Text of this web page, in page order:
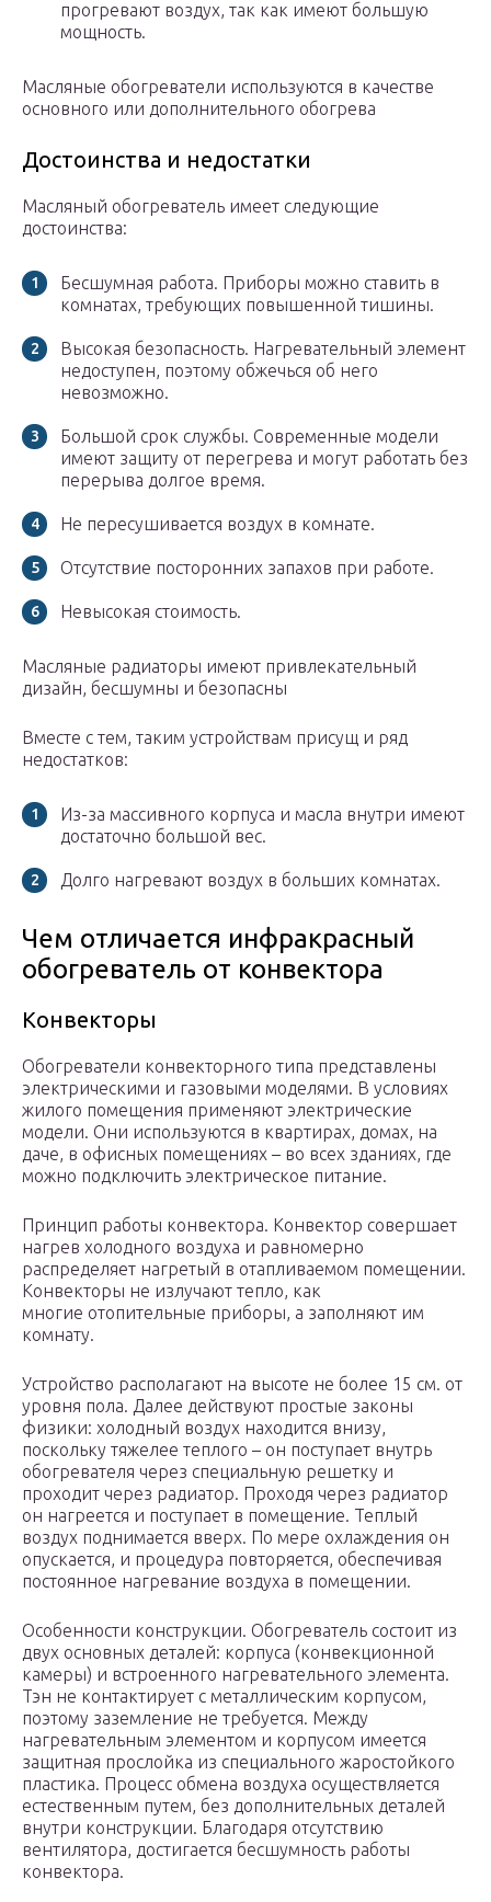
прогревают воздух, так как имеют большую
мощность.
Масляные обогреватели используются в качестве
основного или дополнительного обогрева
Достоинства и недостатки
Масляный обогреватель имеет следующие
достоинства:
Бесшумная работа. Приборы можно ставить в
комнатах, требующих повышенной тишины.
Высокая безопасность. Нагревательный элемент
недоступен, поэтому обжечься об него
невозможно.
Большой срок службы. Современные модели
имеют защиту от перегрева и могут работать без
перерыва долгое время.
Не пересушивается воздух в комнате.
Отсутствие посторонних запахов при работе.
Невысокая стоимость.
Масляные радиаторы имеют привлекательный
дизайн, бесшумны и безопасны
Вместе с тем, таким устройствам присущ и ряд
недостатков:
Из-за массивного корпуса и масла внутри имеют
достаточно большой вес.
Долго нагревают воздух в больших комнатах.
Чем отличается инфракрасный
обогреватель от конвектора
Конвекторы
Обогреватели конвекторного типа представлены
электрическими и газовыми моделями. В условиях
жилого помещения применяют электрические
модели. Они используются в квартирах, домах, на
даче, в офисных помещениях – во всех зданиях, где
можно подключить электрическое питание.
Принцип работы конвектора. Конвектор совершает
нагрев холодного воздуха и равномерно
распределяет нагретый в отапливаемом помещении.
Конвекторы не излучают тепло, как
многие отопительные приборы, а заполняют им
комнату.
Устройство располагают на высоте не более 15 см. от
уровня пола. Далее действуют простые законы
физики: холодный воздух находится внизу,
поскольку тяжелее теплого – он поступает внутрь
обогревателя через специальную решетку и
проходит через радиатор. Проходя через радиатор
он нагреется и поступает в помещение. Теплый
воздух поднимается вверх. По мере охлаждения он
опускается, и процедура повторяется, обеспечивая
постоянное нагревание воздуха в помещении.
Особенности конструкции. Обогреватель состоит из
двух основных деталей: корпуса (конвекционной
камеры) и встроенного нагревательного элемента.
Тэн не контактирует с металлическим корпусом,
поэтому заземление не требуется. Между
нагревательным элементом и корпусом имеется
защитная прослойка из специального жаростойкого
пластика. Процесс обмена воздуха осуществляется
естественным путем, без дополнительных деталей
внутри конструкции. Благодаря отсутствию
вентилятора, достигается бесшумность работы
конвектора.